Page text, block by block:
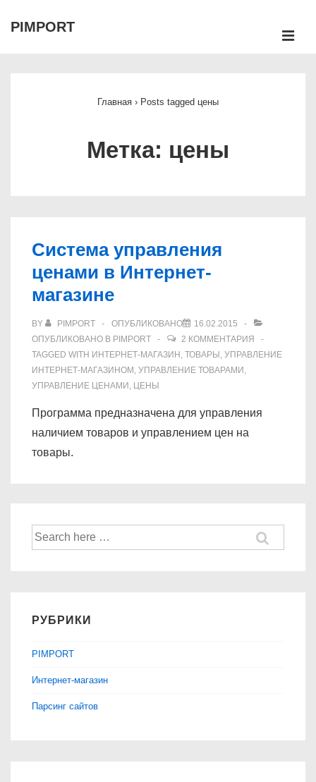
Перейти
PIMPORT
Главная › Posts tagged цены
Метка: цены
Система управления
ценами в Интернет-
магазине
BY PIMPORT ОПУБЛИКОВАНО
16.02.2015
ОПУБЛИКОВАНО В PIMPORT
2 КОММЕНТАРИЯ
TAGGED WITH ИНТЕРНЕТ-МАГАЗИН , ТОВАРЫ , УПРАВЛЕНИЕ
ИНТЕРНЕТ-МАГАЗИНОМ , УПРАВЛЕНИЕ ТОВАРАМИ ,
УПРАВЛЕНИЕ ЦЕНАМИ , ЦЕНЫ
Программа предназначена для управления
наличием товаров и управлением цен на
товары.
Найти:
РУБРИКИ
PIMPORT
Интернет-магазин
Парсинг сайтов